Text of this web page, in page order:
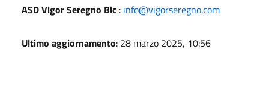
ASD Vigor Seregno Bic : info@vigorseregno.com
Ultimo aggiornamento: 28 marzo 2025, 10:56